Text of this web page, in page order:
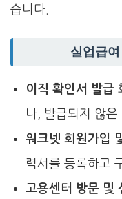
습니다.
실업급
이직 확인서 발급
나, 발급되지 않은
워크넷 회원가입
력서를 등록하고
고용센터 방문 및